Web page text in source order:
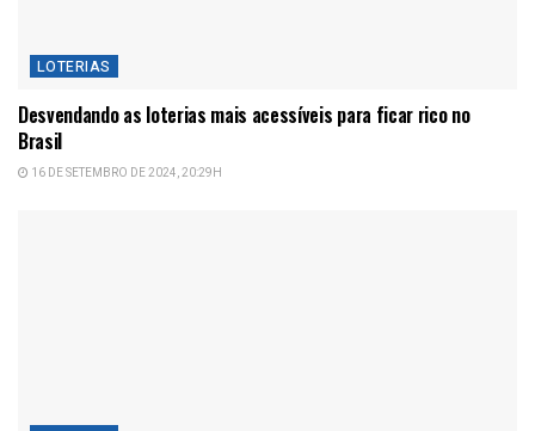
LOTERIAS
Desvendando as loterias mais acessíveis para ficar rico no
Brasil
16 DE SETEMBRO DE 2024, 20:29H